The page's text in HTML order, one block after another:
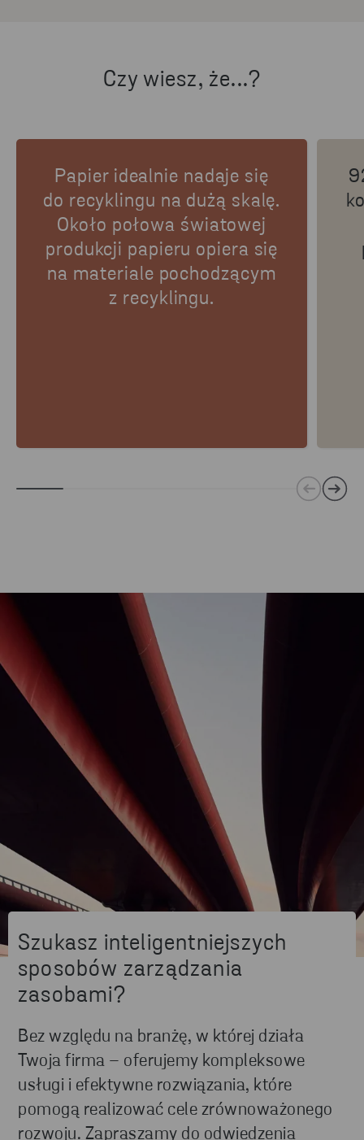
Czy wiesz, że...?
Papier idealnie nadaje się
do recyklingu na dużą skalę.
Około połowa światowej
produkcji papieru opiera się
na materiale pochodzącym
z recyklingu.
Szukasz inteligentniejszych
sposobów zarządzania
zasobami?
Bez względu na branżę, w której działa
Twoja firma – oferujemy kompleksowe
usługi i efektywne rozwiązania, które
pomogą realizować cele zrównoważonego
rozwoju. Zapraszamy do odwiedzenia